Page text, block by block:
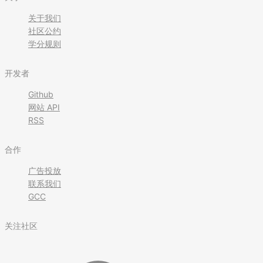
关于我们
社区公约
学分规则
开发者
Github
网站 API
RSS
合作
广告投放
联系我们
GCC
关注社区